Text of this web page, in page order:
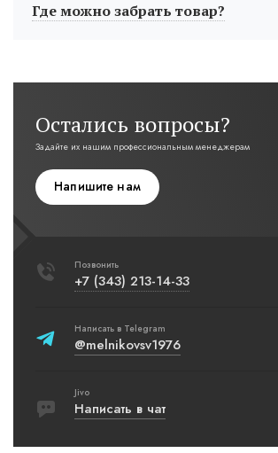
Где можно забрать товар?
Остались вопросы?
Задайте их нашим профессиональным менеджерам
Напишите нам
Позвонить
+7 (343) 213-14-33
Написать в Telegram
@melnikovsv1976
Jivo
Написать в чат